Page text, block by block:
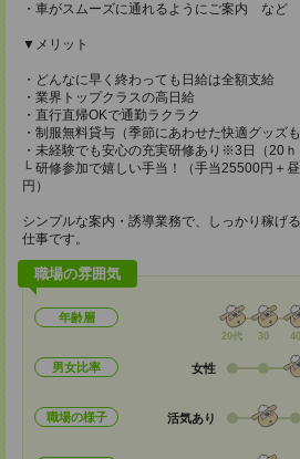
・車がスムーズに通れるようにご案内 など
▼メリット
・どんなに早く終わっても日給は全額支給
・業界トップクラスの高日給
・直行直帰OKで通勤ラクラク
・制服無料貸与（季節にあわせた快適グッズも
・未経験でも安心の充実研修あり※3日（20ｈ
└ 研修参加で嬉しい手当！（手当25500円＋
円）
シンプルな案内・誘導業務で、しっかり稼げ
仕事です。
職場の雰囲気
年齢層
20代 30 40
男女比率 女性
職場の様子 活気あり